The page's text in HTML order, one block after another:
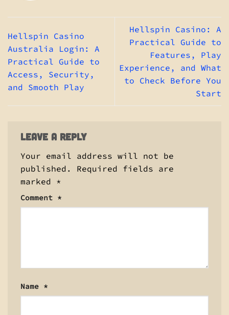
Hellspin Casino
Australia Login: A
Practical Guide to
Access, Security,
and Smooth Play
Hellspin Casino: A
Practical Guide to
Features, Play
Experience, and What
to Check Before You
Start
Leave a Reply
Your email address will not be
published.
Required fields are
marked *
Comment *
Name *